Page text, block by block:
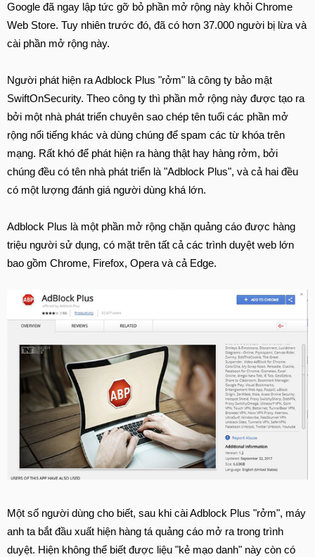
Google đã ngay lập tức gỡ bỏ phần mở rộng này khỏi Chrome
Web Store. Tuy nhiên trước đó, đã có hơn 37.000 người bị lừa và
cài phần mở rộng này.
Người phát hiện ra Adblock Plus "rởm" là công ty bảo mật
SwiftOnSecurity. Theo công ty thì phần mở rộng này được tạo ra
bởi một nhà phát triển chuyên sao chép tên tuổi các phần mở
rộng nổi tiếng khác và dùng chúng để spam các từ khóa trên
mạng. Rất khó để phát hiện ra hàng thật hay hàng rởm, bởi
chúng đều có tên nhà phát triển là "Adblock Plus", và cả hai đều
có một lượng đánh giá người dùng khá lớn.
Adblock Plus là một phần mở rộng chặn quảng cáo được hàng
triệu người sử dụng, có mặt trên tất cả các trình duyệt web lớn
bao gồm Chrome, Firefox, Opera và cả Edge.
Một số người dùng cho biết, sau khi cài Adblock Plus "rởm", máy
anh ta bắt đầu xuất hiện hàng tá quảng cáo mở ra trong trình
duyệt. Hiện không thể biết được liệu "kẻ mạo danh" này còn có